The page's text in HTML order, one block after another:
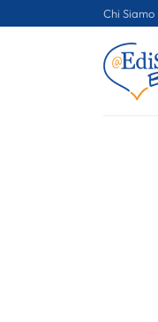
Chi Siamo